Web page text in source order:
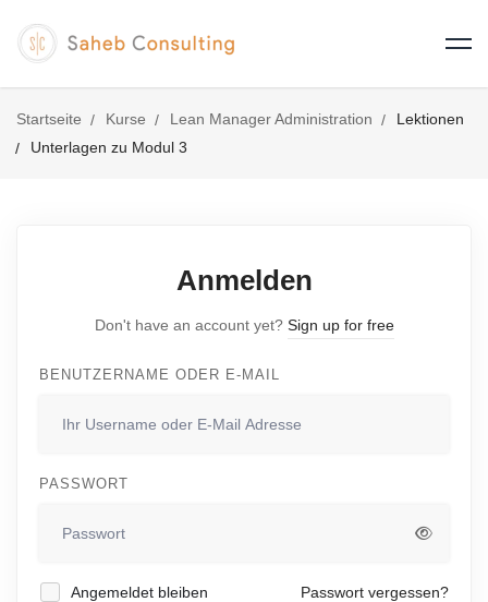
Startseite Kurse Lean Manager Administration
Lektionen
Unterlagen zu Modul 3
Anmelden
Don't have an account yet? Sign up for free
BENUTZERNAME ODER E-MAIL
PASSWORT
Angemeldet bleiben Passwort vergessen?